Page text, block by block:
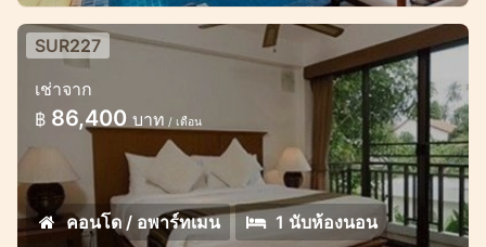
1 bedroom apartment at Surin
Springs
This apartment is positioned on the upper
floor of the apartment complex
SUR227
เช่าจาก
฿ 86,400 บาท / เดือน
คอนโด / อพาร์ทเมน
1 นับห้องนอน